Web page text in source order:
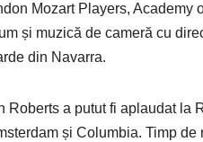
Mozart Players,
și muzică de cameră cu
din Navarra.
Roberts a putut fi aplaudat la
și Columbia. Timp